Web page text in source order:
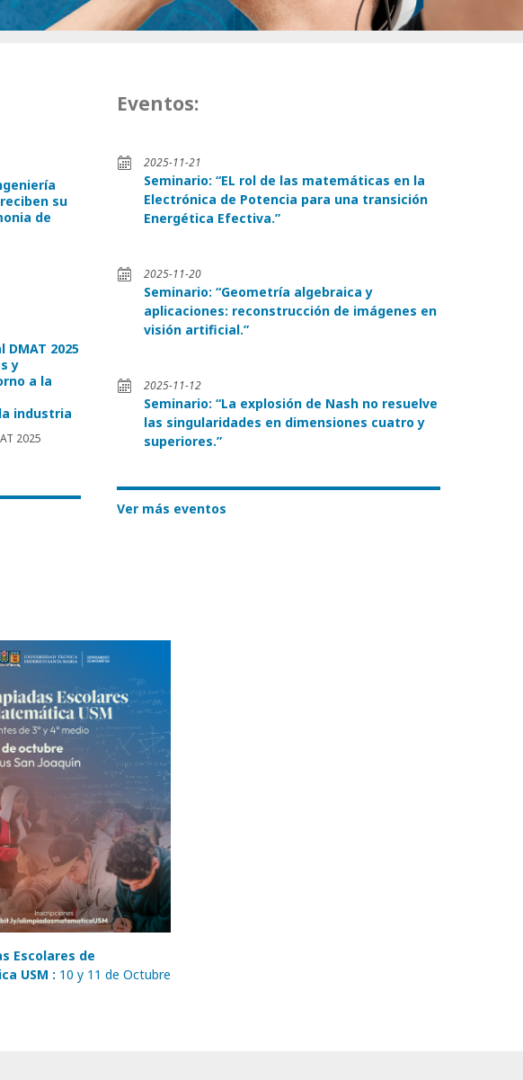
su
de
2025
y
a la
industria
2025
Eventos:
2025-11-21
Seminario: “EL rol de las matemáticas en la
Electrónica de Potencia para una transición
Energética Efectiva.”
2025-11-20
Seminario: “Geometría algebraica y
aplicaciones: reconstrucción de imágenes en
visión artificial.”
2025-11-12
Seminario: “La explosión de Nash no resuelve
las singularidades en dimensiones cuatro y
superiores.”
Ver más eventos
Escolares de
USM : 10 y 11 de Octubre